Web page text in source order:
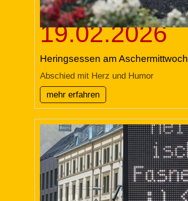
19.02.2026
Heringsessen am Aschermittwoch
Abschied mit Herz und Humor
mehr erfahren